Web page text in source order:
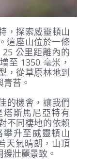
，探索威靈頓山
這座山位於一條
公里距離內的
至 1350 毫米，
，從草原林地到
苔。
的機會，讓我們
斯馬尼亞特有
不同棲地的依賴
升至威靈頓山
天氣晴朗，山頂
壯麗景致。